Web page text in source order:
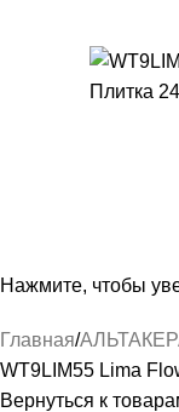
Нажмите, чтобы
Главная
WT9LIM55 Lima
Вернуться к